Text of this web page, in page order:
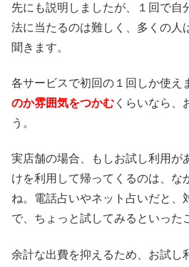
先にも説明しましたが、１回で自
法に当たるのは難しく、多くの人
聞きます。
各サービスで初回の１回しか使え
のか雰囲気をつかむ くらいなら、
う。
実店舗の場合、もしお試し利用が
けを利用して帰ってくるのは、な
ね。電話占いやネット占いだと、
で、ちょっと試してみるといった
余計な出費を抑えるため、お試し